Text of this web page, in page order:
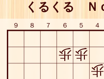
くるくる Ｎ
９ ８ ７ ６ ５ ４
歩 歩
歩